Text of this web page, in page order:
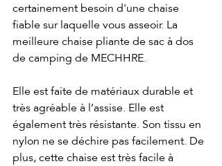
certainement besoin d'une chaise
fiable sur laquelle vous asseoir. La
meilleure chaise pliante de sac à dos
de camping de MECHHRE.
Elle est faite de matériaux durable et
très agréable à l’assise. Elle est
également très résistante. Son tissu en
nylon ne se déchire pas facilement. De
plus, cette chaise est très facile à